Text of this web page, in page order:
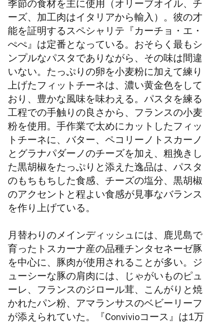
季節の食材を主に使用（オリーブオイル、チ
ーズ、加工肉はイタリアから輸入）。彼の才
能を証明するスペシャリテ『カーチョ・エ・
ぺぺ』は定番となっている。おそらく最もシ
ンプルなパスタでありながら、その味は間違
いない。たっぷりの卵を小麦粉に加えて練り
上げたフィットチーネは、濃い黄金色をして
おり、豊かな風味を味わえる。パスタを練る
工程での手触りの良さから、フランスの小麦
粉を使用。手作業で太めにカットしたフィッ
トチーネに、バター、ペコリーノトスカーノ
とグラナパダーノのチーズを加え、粗挽きし
た黒胡椒をたっぷりと添えた逸品は、パスタ
のもちもちした食感、チーズの塩分、黒胡椒
のアクセントと程よい食感が見事なバランス
を作り上げている。
月替わりのメインディッシュには、鹿児島で
育ったトスカーナ産の品種チンタセネーゼ豚
を中心に、豚肉が使用されることが多い。ジ
ューシーな豚の肩肉には、じゃがいものピュ
ーレ、フランスのジロール茸、こんがりと焼
かれたパン粉、アマランサスのベビーリーフ
が添えられていた。『 Convivioコース』 は1万